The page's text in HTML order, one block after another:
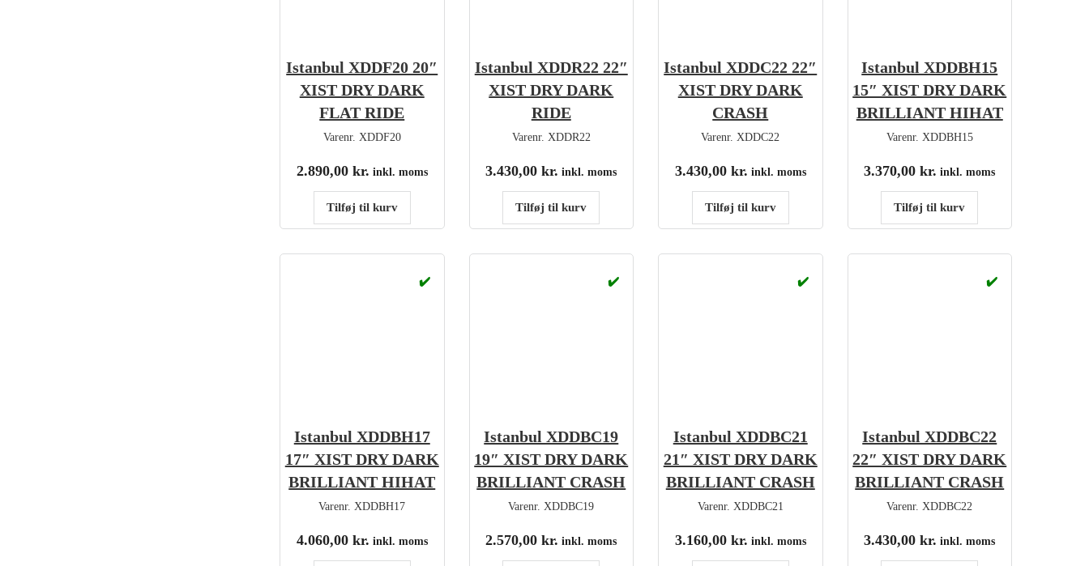
Istanbul XDDF20 20″
XIST DRY DARK
FLAT RIDE
Varenr. XDDF20
2.890,00 kr. inkl. moms
Tilføj til kurv
Istanbul XDDR22 22″
XIST DRY DARK
RIDE
Varenr. XDDR22
3.430,00kr. inkl. moms
Tilføj til kurv
Istanbul XDDC22 22″
XIST DRY DARK
CRASH
Varenr. XDDC22
3.430,00 kr. inkl. moms
Tilføj til kurv
Istanbul XDDBH15
15″ XIST DRY DARK
BRILLIANT HIHAT
Varenr. XDDBH15
3.370,00kr. inkl. moms
Tilføj til kurv
✔️
Istanbul XDDBH17
17″ XIST DRY DARK
BRILLIANT HIHAT
Varenr.XDDBH17
4.060,00 kr. inkl. moms
✔️
Istanbul XDDBC19
19″ XIST DRY DARK
BRILLIANT CRASH
Varenr.XDDBC19
2.570,00kr. inkl. moms
✔️
Istanbul XDDBC21
21″ XIST DRY DARK
BRILLIANT CRASH
Varenr. XDDBC21
3.160,00 kr. inkl. moms
✔️
Istanbul XDDBC22
22″ XIST DRY DARK
BRILLIANT CRASH
Varenr.XDDBC22
3.430,00kr. inkl. moms